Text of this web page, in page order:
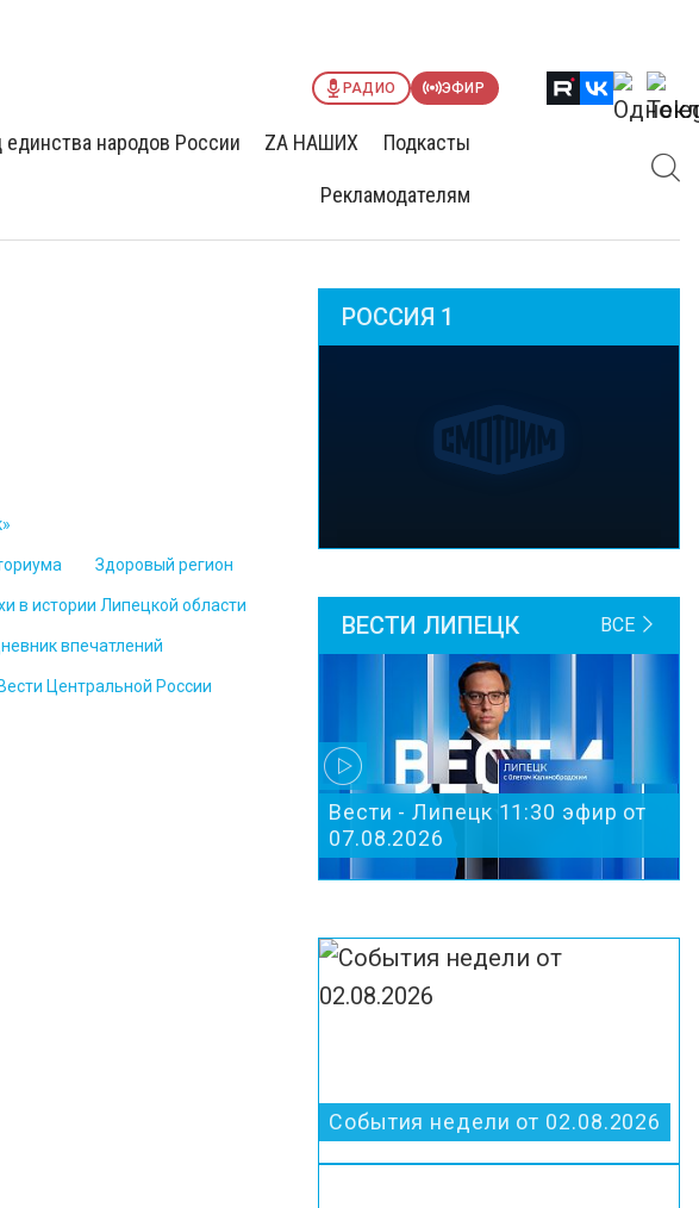
РАДИО ЭФИР
единства народов России ZА НАШИХ Подкасты
Рекламодателям
Здоровый регион
в истории Липецкой области
впечатлений
Вести Центральной России
РОССИЯ 1
ВЕСТИ ЛИПЕЦК ВСЕ
Вести - Липецк 11:30 эфир от
07.08.2026
События недели от 02.08.2026